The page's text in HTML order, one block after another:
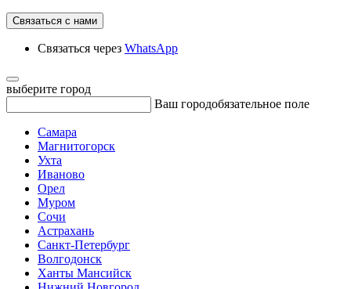
Связаться с нами
Связаться через WhatsApp
выберите город
Ваш городобязательное поле
Самара
Магнитогорск
Ухта
Иваново
Орел
Муром
Сочи
Астрахань
Санкт-Петербург
Волгодонск
Ханты Мансийск